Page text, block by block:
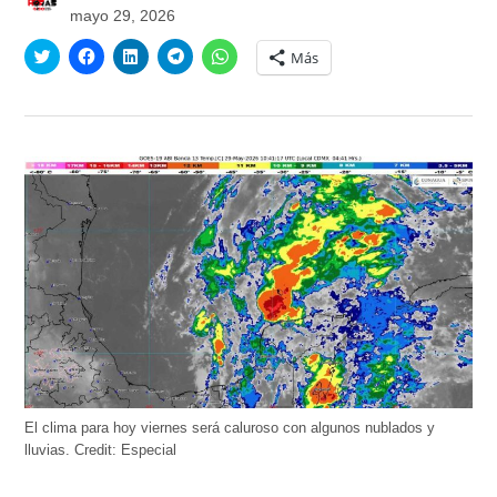
mayo 29, 2026
Haz
clic
en
en
ventana
nueva)
Haz
clic
en
en
nueva)
Haz
clic
en
abre
en
ventana
nueva)
Haz
clic
en
abre
en
una
ventana
nueva)
Haz
clic
para
en
abre
en
una
ventana
nueva)
Más
El clima para hoy viernes será caluroso con algunos nublados y
lluvias.Credit: Especial